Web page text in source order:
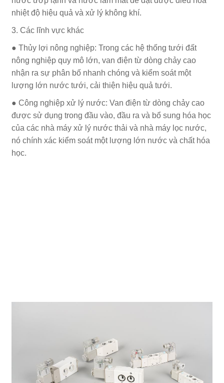
nhiệt độ hiệu quả và xử lý không khí.
3. Các lĩnh vực khác
● Thủy lợi nông nghiệp: Trong các hệ thống tưới đất
nông nghiệp quy mô lớn, van điện từ dòng chảy cao
nhận ra sự phân bố nhanh chóng và kiểm soát một
lượng lớn nước tưới, cải thiện hiệu quả tưới.
● Công nghiệp xử lý nước: Van điện từ dòng chảy cao
được sử dụng trong đầu vào, đầu ra và bổ sung hóa học
của các nhà máy xử lý nước thải và nhà máy lọc nước,
nó chính xác kiểm soát một lượng lớn nước và chất hóa
học.